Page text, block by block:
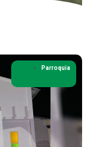
Parroquia